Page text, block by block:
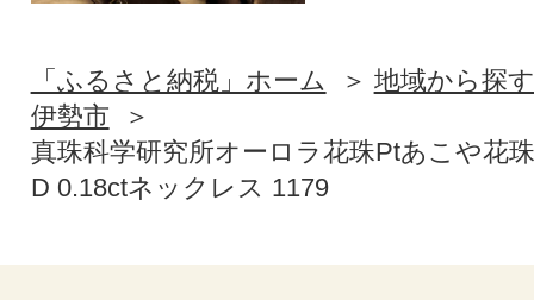
「ふるさと納税」ホーム
地域から探す
伊勢市
真珠科学研究所オーロラ花珠Ptあこや花
D 0.18ctネックレス 1179